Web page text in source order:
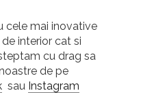
cele mai inovative
interior cat si
cu drag sa
de pe
sau Instagram